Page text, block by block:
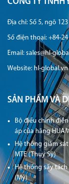
Địa chỉ: Số 5, ngõ
Số điện thoại: +84-
Email: sales@hl-
Website: hl-global.vn
SẢN PHẨM VÀ
Bộ điều chỉnh
áp của hãng
Hệ thống giám
MTE (Thụy Sỹ)
Hệ thống sấy tách
(Mỹ)